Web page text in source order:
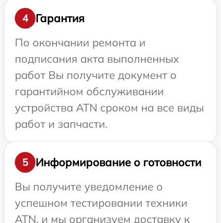
4
Гарантия
По окончании ремонта и
подписания акта выполненных
работ Вы получите документ о
гарантийном обслуживании
устройства ATN сроком на все виды
работ и запчасти.
5
Информирование о готовности
Вы получите уведомление о
успешном тестировании техники
ATN, и мы организуем доставку к